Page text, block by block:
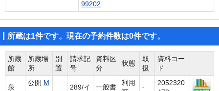
99202
所蔵は1件です。現在の予約件数は0件です。
所蔵
館
所蔵場
所
別
置
請求記
号
資料区
分
状態
取
扱
資料コー
ド
泉
公開 M
289/イ 一般書
利用
-
2052320